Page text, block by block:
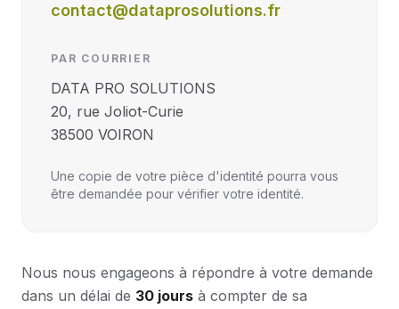
contact@dataprosolutions.fr
PAR COURRIER
DATA PRO SOLUTIONS
20, rue Joliot-Curie
38500 VOIRON
Une copie de votre pièce d'identité pourra vous
être demandée pour vérifier votre identité.
Nous nous engageons à répondre à votre demande
dans un délai de 30 jours à compter de sa